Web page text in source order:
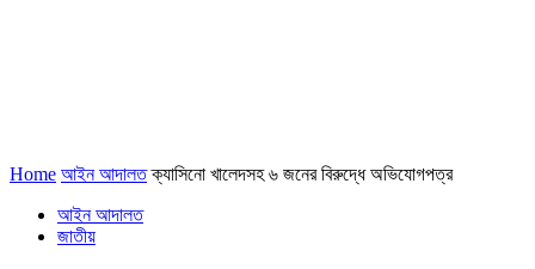
Home আইন আদালত ক্যাসিনো খালেদসহ ৬ জনের বিরুদ্ধে অভিযোগপত্র
আইন আদালত
জাতীয়